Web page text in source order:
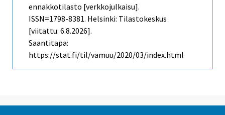
ennakkotilasto [verkkojulkaisu].
ISSN=1798-8381. Helsinki: Tilastokeskus
[viitattu: 6.8.2026].
Saantitapa:
https://stat.fi/til/vamuu/2020/03/index.html